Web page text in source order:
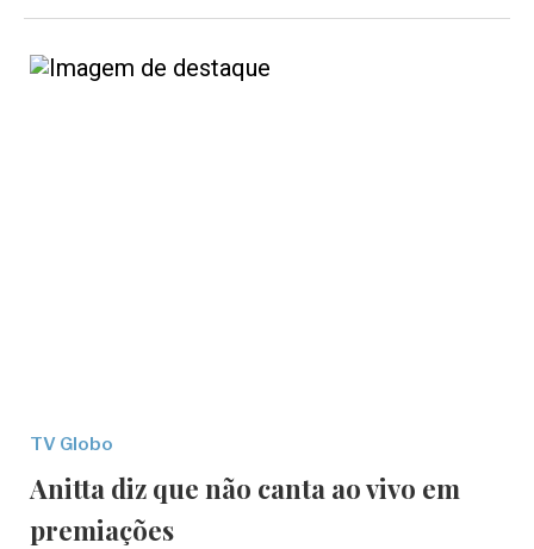
TV Globo
Anitta diz que não canta ao vivo em
premiações